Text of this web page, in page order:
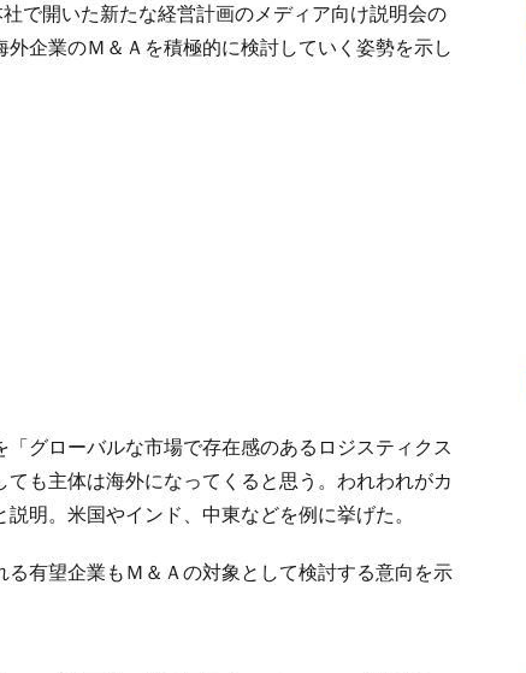
で開いた新たな経営計画のメディア向け説明会の
企業のＭ＆Ａを積極的に検討していく姿勢を示し
グローバルな市場で存在感のあるロジスティクス
も主体は海外になってくると思う。われわれがカ
明。米国やインド、中東などを例に挙げた。
有望企業もＭ＆Ａの対象として検討する意向を示